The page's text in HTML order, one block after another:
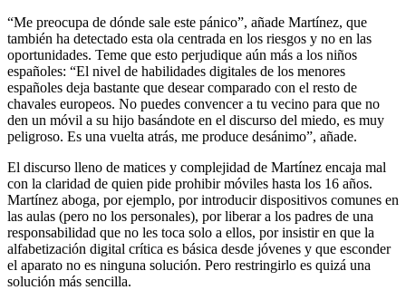
“Me preocupa de dónde sale este pánico”, añade Martínez, que
también ha detectado esta ola centrada en los riesgos y no en las
oportunidades. Teme que esto perjudique aún más a los niños
españoles: “El nivel de habilidades digitales de los menores
españoles deja bastante que desear comparado con el resto de
chavales europeos. No puedes convencer a tu vecino para que no
den un móvil a su hijo basándote en el discurso del miedo, es muy
peligroso. Es una vuelta atrás, me produce desánimo”, añade.
El discurso lleno de matices y complejidad de Martínez encaja mal
con la claridad de quien pide prohibir móviles hasta los 16 años.
Martínez aboga, por ejemplo, por introducir dispositivos comunes en
las aulas (pero no los personales), por liberar a los padres de una
responsabilidad que no les toca solo a ellos, por insistir en que la
alfabetización digital crítica es básica desde jóvenes y que esconder
el aparato no es ninguna solución. Pero restringirlo es quizá una
solución más sencilla.